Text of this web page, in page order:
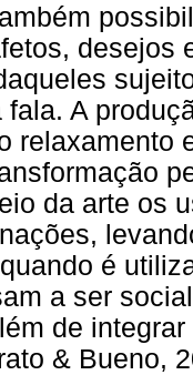
desejos
fala. A
relaxamento
da arte os
é
a ser
de
& Bueno,